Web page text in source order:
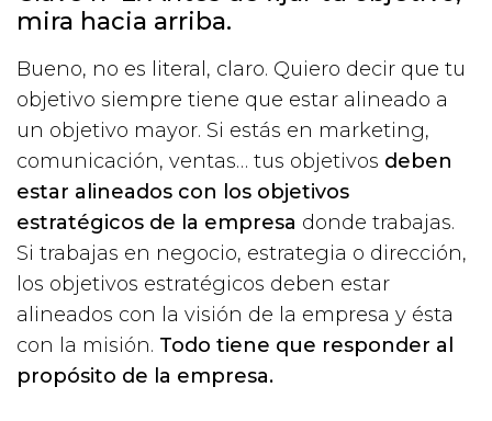
mira hacia arriba.
Bueno, no es literal, claro. Quiero decir que tu
objetivo siempre tiene que estar alineado a
un objetivo mayor. Si estás en marketing,
comunicación, ventas… tus objetivos deben
estar alineados con los objetivos
estratégicos de la empresa donde trabajas.
Si trabajas en negocio, estrategia o dirección,
los objetivos estratégicos deben estar
alineados con la visión de la empresa y ésta
con la misión. Todo tiene que responder al
propósito de la empresa.